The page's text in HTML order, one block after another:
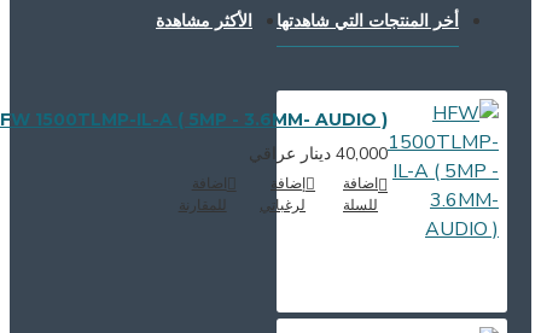
أخر المنتجات التي شاهدتها الأكثر مشاهدة
HFW 1500TLMP-IL-A ( 5MP - 3.6MM- AUDIO )
40,000 دينار عراقي
اضافة
إضافة
لرغباتي
للمقارنة